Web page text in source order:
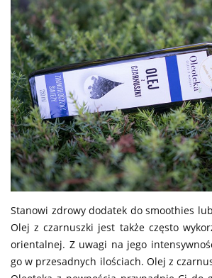
Stanowi zdrowy dodatek do smoothies
Olej z czarnuszki jest także często
orientalnej. Z uwagi na jego
go w przesadnych ilościach. Olej z